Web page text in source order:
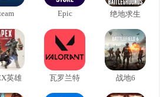
Epic 绝地求生
英雄 瓦罗兰特 战地6